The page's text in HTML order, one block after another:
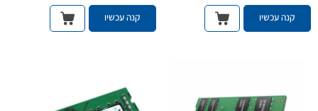
קנה עכשיו קנה עכשיו